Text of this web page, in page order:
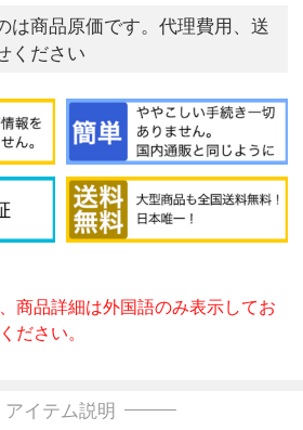
は商品原価です。代理費用、送
ください
商品詳細は外国語のみ表示してお
ださい。
アイテム説明